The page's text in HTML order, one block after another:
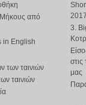
Μήκους από
in English
των ταινιών
ταινιών
3.
στις
μας